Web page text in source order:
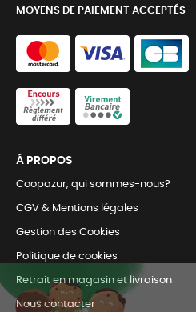
MOYENS DE PAIEMENT ACCEPTÉS
Á PROPOS
Coopazur, qui sommes-nous?
CGV & Mentions légales
Gestion des Cookies
Politique de cookies
Retrait en magasin et livraison
Nous contacter